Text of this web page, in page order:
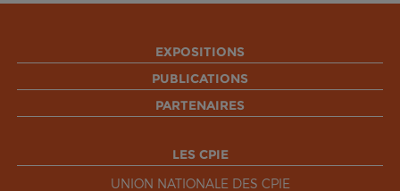
EXPOSITIONS
PUBLICATIONS
PARTENAIRES
LES CPIE
UNION NATIONALE DES CPIE